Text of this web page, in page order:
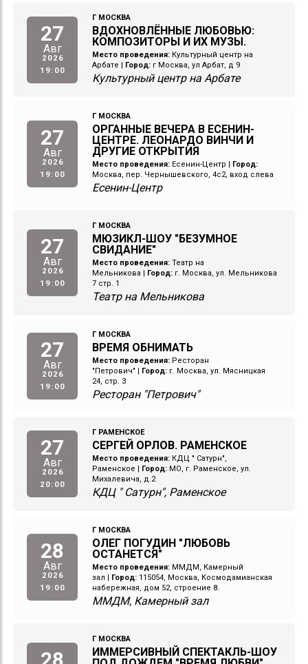
27
Авг
2026
19:00
Г МОСКВА
ВДОХНОВЛЁННЫЕ ЛЮБОВЬЮ:
КОМПОЗИТОРЫ И ИХ МУЗЫ.
Место проведения: Культурный центр на
Арбате
Город: г Москва, ул Арбат, д 9
Культурный центр на Арбате
27
Авг
2026
19:00
Г МОСКВА
ОРГАННЫЕ ВЕЧЕРА В ЕСЕНИН-
ЦЕНТРЕ. ЛЕОНАРДО ВИНЧИ И
ДРУГИЕ ОТКРЫТИЯ
Место проведения: Есенин-Центр
Город:
Москва, пер. Чернышевского, 4с2, вход слева
Есенин-Центр
27
Авг
2026
19:00
Г МОСКВА
МЮЗИКЛ-ШОУ "БЕЗУМНОЕ
СВИДАНИЕ"
Место проведения: Театр на
Мельникова
Город: г. Москва, ул. Мельникова
7 стр. 1
Театр на Мельникова
27
Авг
2026
19:00
Г МОСКВА
ВРЕМЯ ОБНИМАТЬ
Место проведения: Ресторан
"Петрович"
Город: г. Москва, ул. Мясницкая
24, стр. 3
Ресторан "Петрович"
27
Авг
2026
20:00
Г РАМЕНСКОЕ
СЕРГЕЙ ОРЛОВ. РАМЕНСКОЕ
Место проведения: КДЦ " Сатурн",
Раменское
Город: МО, г. Раменское, ул.
Михалевича, д.2
КДЦ " Сатурн", Раменское
28
Авг
2026
19:00
Г МОСКВА
ОЛЕГ ПОГУДИН "ЛЮБОВЬ
ОСТАНЕТСЯ"
Место проведения: ММДМ, Камерный
зал
Город: 115054, Москва, Космодамианская
набережная, дом 52, строение 8.
ММДМ, Камерный зал
Г МОСКВА
ИММЕРСИВНЫЙ СПЕКТАКЛЬ-ШОУ